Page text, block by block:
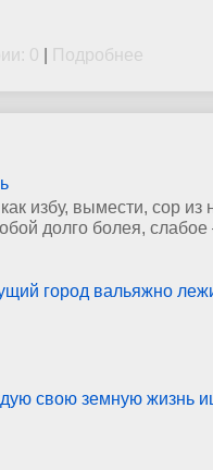
0 Подробнее
избу, вымести, сор
долго болея,
город вальяжно
свою земную жизнь